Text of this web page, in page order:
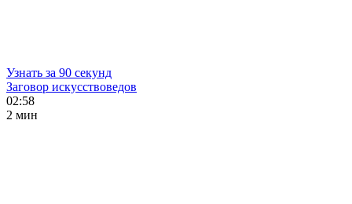
Узнать за 90 секунд
Заговор искусствоведов
02:58
2 мин